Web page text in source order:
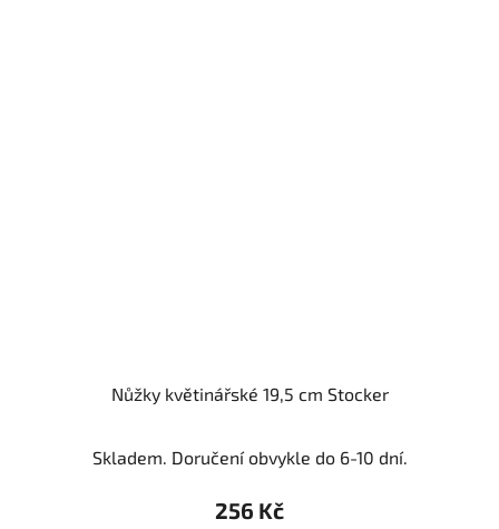
Nůžky květinářské 19,5 cm Stocker
Skladem. Doručení obvykle do 6-10 dní.
256 Kč